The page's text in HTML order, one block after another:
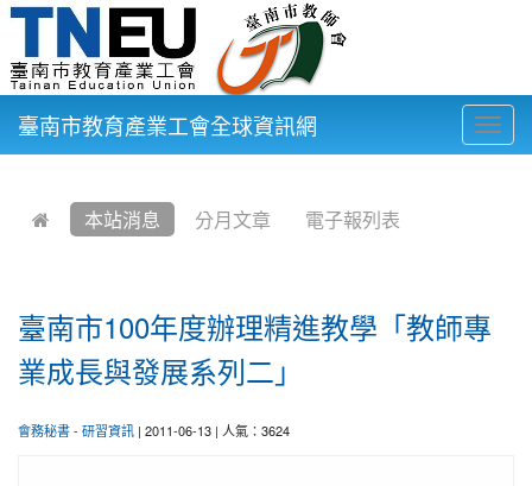
臺南市教育產業工會全球資訊網
本站消息 分月文章 電子報列表
臺南市100年度辦理精進教學「教師專
業成長與發展系列二」
會務秘書- 研習資訊 | 2011-06-13 | 人氣：3624